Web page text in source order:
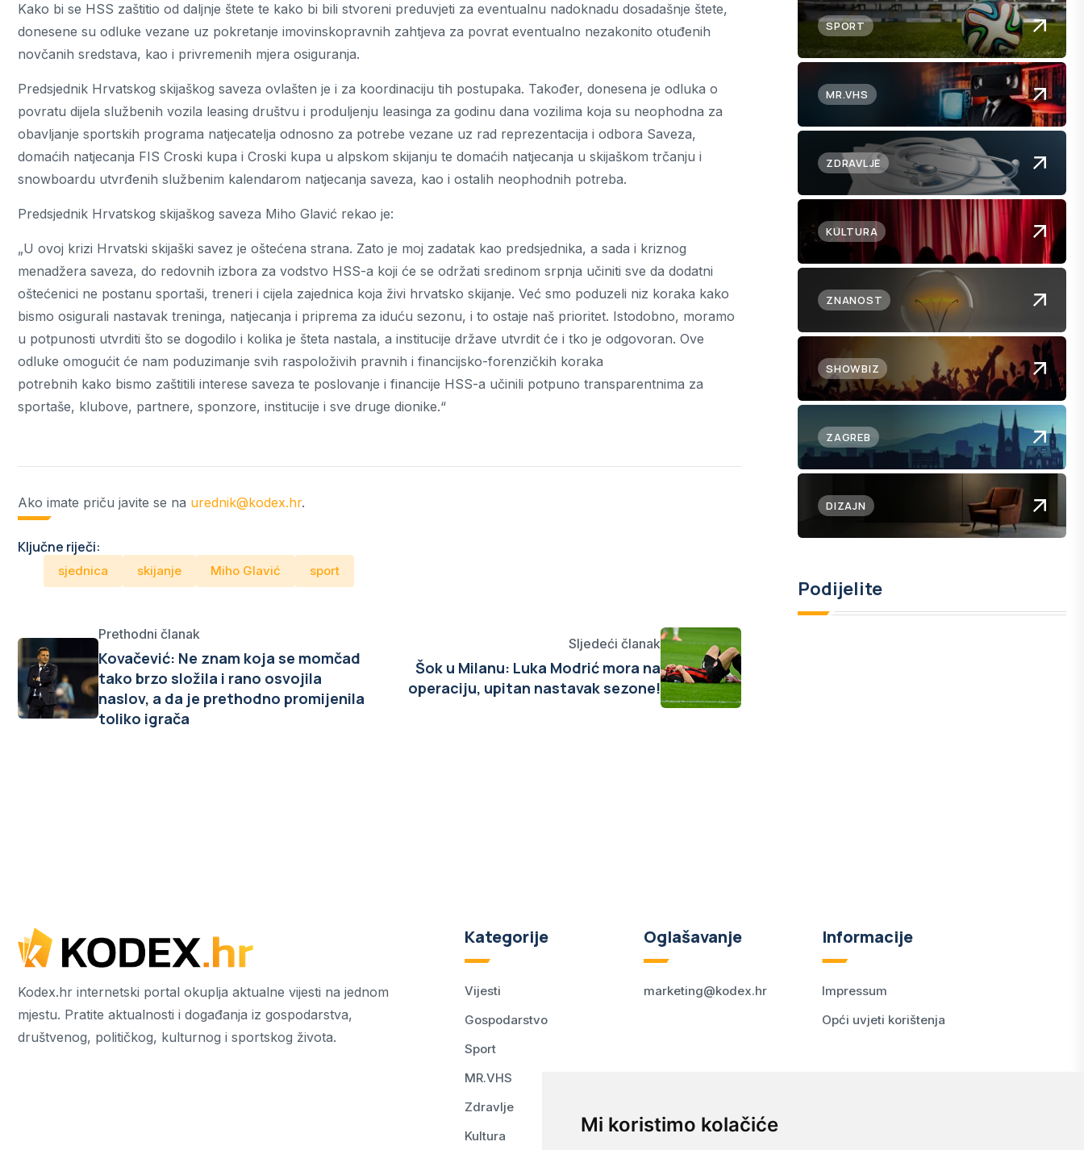
Mi koristimo kolačiće
Kako bi se HSS zaštitio od daljnje štete te kako bi bili stvoreni preduvjeti za eventualnu nadoknadu dosadašnje štete,
donesene su odluke vezane uz pokretanje imovinskopravnih zahtjeva za povrat eventualno nezakonito otuđenih
novčanih sredstava, kao i privremenih mjera osiguranja.
Predsjednik Hrvatskog skijaškog saveza ovlašten je i za koordinaciju tih postupaka. Također, donesena je odluka o
povratu dijela službenih vozila leasing društvu i produljenju leasinga za godinu dana vozilima koja su neophodna za
obavljanje sportskih programa natjecatelja odnosno za potrebe vezane uz rad reprezentacija i odbora Saveza,
domaćih natjecanja FIS Croski kupa i Croski kupa u alpskom skijanju te domaćih natjecanja u skijaškom trčanju i
snowboardu utvrđenih službenim kalendarom natjecanja saveza, kao i ostalih neophodnih potreba.
Predsjednik Hrvatskog skijaškog saveza Miho Glavić rekao je:
„U ovoj krizi Hrvatski skijaški savez je oštećena strana. Zato je moj zadatak kao predsjednika, a sada i kriznog
menadžera saveza, do redovnih izbora za vodstvo HSS-a koji će se održati sredinom srpnja učiniti sve da dodatni
oštećenici ne postanu sportaši, treneri i cijela zajednica koja živi hrvatsko skijanje. Već smo poduzeli niz koraka kako
bismo osigurali nastavak treninga, natjecanja i priprema za iduću sezonu, i to ostaje naš prioritet. Istodobno, moramo
u potpunosti utvrditi što se dogodilo i kolika je šteta nastala, a institucije države utvrdit će i tko je odgovoran. Ove
odluke omogućit će nam poduzimanje svih raspoloživih pravnih i financijsko-forenzičkih koraka
potrebnih kako bismo zaštitili interese saveza te poslovanje i financije HSS-a učinili potpuno transparentnima za
sportaše, klubove, partnere, sponzore, institucije i sve druge dionike.“
Ako imate priču javite se na urednik@kodex.hr.
Ključne riječi:
sjednica skijanje Miho Glavić sport
Prethodni članak
Kovačević: Ne znam koja se momčad
tako brzo složila i rano osvojila
naslov, a da je prethodno promijenila
toliko igrača
Sljedeći članak
Šok u Milanu: Luka Modrić mora na
operaciju, upitan nastavak sezone!
SPORT
MR.VHS
ZDRAVLJE
KULTURA
ZNANOST
SHOWBIZ
ZAGREB
DIZAJN
Podijelite
Kodex.hr internetski portal okuplja aktualne vijesti na jednom
mjestu. Pratite aktualnosti i događanja iz gospodarstva,
društvenog, političkog, kulturnog i sportskog života.
Kategorije
Vijesti
Gospodarstvo
Sport
MR.VHS
Zdravlje
Kultura
Oglašavanje
marketing@kodex.hr
Informacije
Impressum
Opći uvjeti korištenja